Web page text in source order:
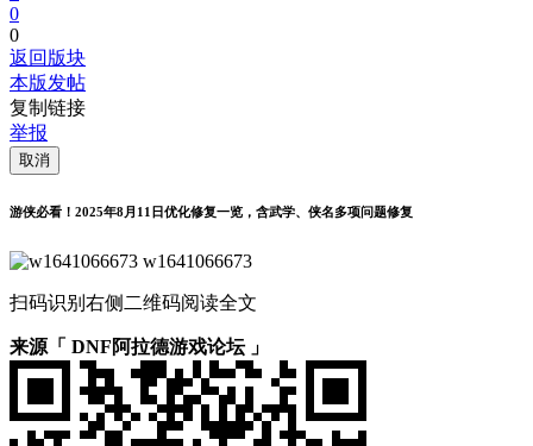
0
0
返回版块
本版发帖
复制链接
举报
取消
游侠必看！2025年8月11日优化修复一览，含武学、侠名多项问题修复
w1641066673
扫码识别右侧二维码阅读全文
来源「 DNF阿拉德游戏论坛 」